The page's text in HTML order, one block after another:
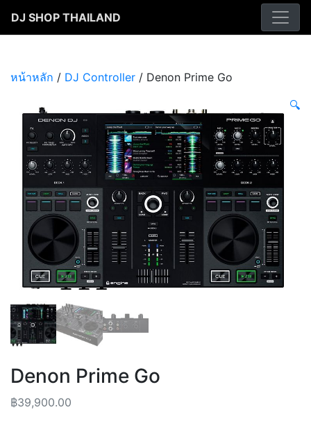
DJ SHOP THAILAND
หน้าหลัก / DJ Controller / Denon Prime Go
🔍
Denon Prime Go
฿39,900.00